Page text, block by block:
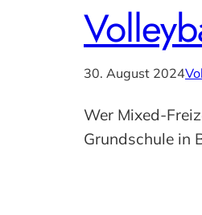
30. August 2024
Wer Mixed-
Grundschule in